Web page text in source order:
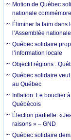
Motion de Québec
nationale
Éliminer la faim dans
l’Assemblée nationale
Québec solidaire
l’information locale
Objectif régions :
Québec solidaire
au Québec
Inflation: ­Le bouclier
Québécois
Élection partielle:
raisons » – GND
Québec solidaire